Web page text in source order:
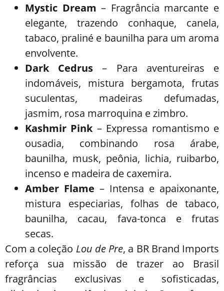
Mystic Dream – Fragrância marcante e
elegante, trazendo conhaque, canela,
tabaco, praliné e baunilha para um aroma
envolvente.
Dark Cedrus – Para aventureiras e
indomáveis, mistura bergamota, frutas
suculentas, madeiras defumadas,
jasmim, rosa marroquina e zimbro.
Kashmir Pink– Expressa romantismo e
ousadia, combinando rosa árabe,
baunilha, musk, peônia, lichia, ruibarbo,
incenso e madeira de caxemira.
Amber Flame – Intensa e apaixonante,
mistura especiarias, folhas de tabaco,
baunilha, cacau, fava-tonca e frutas
secas.
Com a coleção Lou de Pre, a BR Brand Imports
reforça sua missão de trazer ao Brasil
fragrâncias exclusivas e sofisticadas,